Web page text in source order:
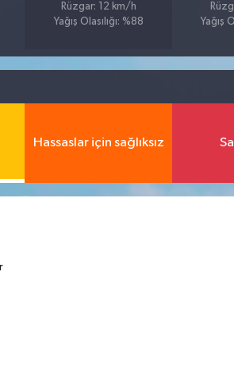
Rüzgar: 12 km/h
Yağış Olasılığı: %88
Yağış
Hassaslar için sağlıksız